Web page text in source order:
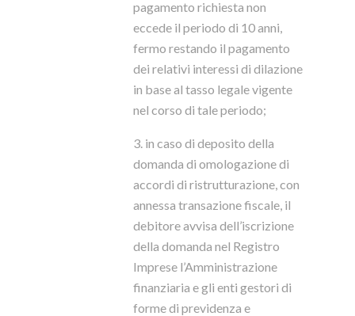
pagamento richiesta non
eccede il periodo di 10 anni,
fermo restando il pagamento
dei relativi interessi di dilazione
in base al tasso legale vigente
nel corso di tale periodo;
3. in caso di deposito della
domanda di omologazione di
accordi di ristrutturazione, con
annessa transazione fiscale, il
debitore avvisa dell’iscrizione
della domanda nel Registro
Imprese l’Amministrazione
finanziaria e gli enti gestori di
forme di previdenza e